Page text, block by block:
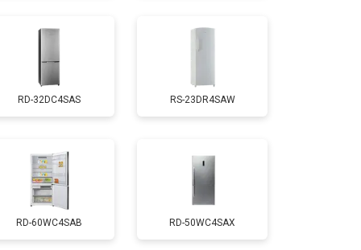
Заказать
1700 ₽ Заказать
4750 ₽
3650 ₽
RD-32DC4SAS RS-23DR4SAW
RD-60WC4SAB RD-50WC4SAX